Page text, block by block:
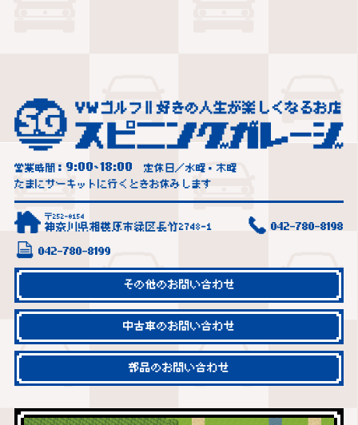
営業時間： 9:00~18:00
定休日／水曜・木曜
たまにサーキットに行くときお休みします
〒252-0154
神奈川県相模原市緑区長竹2748-1 042-780-8198
042-780-8199
その他のお問い合わせ
中古車のお問い合わせ
部品のお問い合わせ